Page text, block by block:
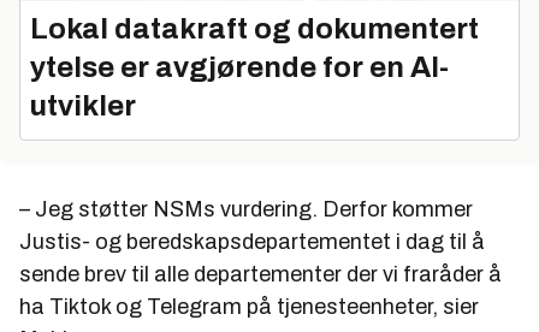
Lokal datakraft og dokumentert
ytelse er avgjørende for en AI-
utvikler
– Jeg støtter NSMs vurdering. Derfor kommer
Justis- og beredskapsdepartementet i dag til å
sende brev til alle departementer der vi fraråder å
ha Tiktok og Telegram på tjenesteenheter, sier